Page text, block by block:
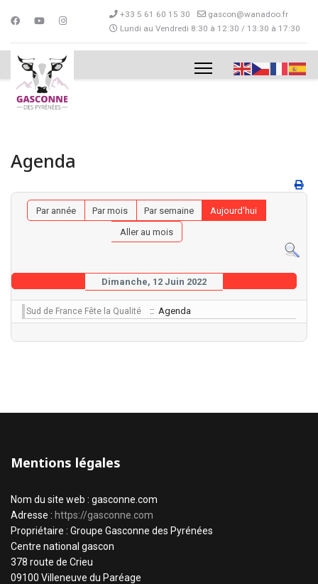
+33 5 61 60 15 30
gascon@wanadoo.fr
Lundi au Vendredi 8:30 à 12:30 / 13:30 à 17:30
Agenda
Par année Par mois Par semaine
Aujourd'hui
Aller au mois
Dimanche, 12 Juin 2022
Sud de France Fête la Qualité :: Agenda
Mentions légales
Nom du site web : gasconne.com
Adresse : https://gasconne.com
Propriétaire : Groupe Gasconne des Pyrénées
Centre national gascon
378 route de Crieu
09100 Villeneuve du Paréage